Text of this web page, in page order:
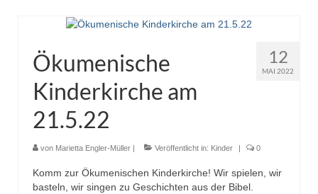
12
MAI 2022
Ökumenische
Kinderkirche am
21.5.22
von Marietta Engler-Müller Veröffentlicht in: Kinder 0
Komm zur Ökumenischen Kinderkirche! Wir spielen, wir
basteln, wir singen zu Geschichten aus der Bibel.